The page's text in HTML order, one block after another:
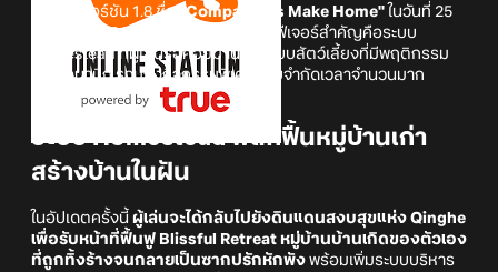
อัปเดตเวอร์ชัน 1.8 ชื่อ
"Companions Make Home" ในวันที่ 25
มิถุนายน 2026 นี้ (ตามเวลา UTC) โดยฟีเจอร์สำคัญคือระบบ
Homestead ที่ผู้เล่นรอคอยมานาน ระบบสัตว์เลี้ยงที่มีพฤติกรรม
แบบไดนามิก รวมถึงกิจกรรมพิเศษแบบจำกัดเวลาจำนวนมาก
ระบบ Homestead พลิกฟื้นหมู่บ้านเก่า
สร้างบ้านในฝัน
ในอัปเดตครั้งนี้ ผู้เล่นจะได้กลับไปยังดินแดนสงบสุขแห่ง Qinghe
เพื่อรับหน้าที่ฟื้นฟู Blissful Retreat หมู่บ้านบ้านเกิดของตัวเอง
ที่ถูกทิ้งร้างจนกลายเป็นซากปรักหักพัง พร้อมเพิ่มระบบบริหาร